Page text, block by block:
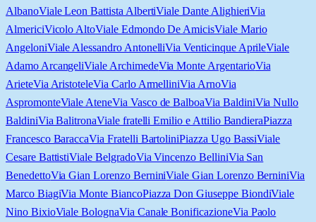
AlbanoViale Leon Battista AlbertiViale Dante AlighieriVia
AlmericiVicolo AltoViale Edmondo De AmicisViale Mario
AngeloniViale Alessandro AntonelliVia Venticinque AprileViale
Adamo ArcangeliViale ArchimedeVia Monte ArgentarioVia
ArieteVia AristoteleVia Carlo ArmelliniVia ArnoVia
AspromonteViale AteneVia Vasco de BalboaVia BaldiniVia Nullo
BaldiniVia BalitronaViale fratelli Emilio e Attilio BandieraPiazza
Francesco BaraccaVia Fratelli BartoliniPiazza Ugo BassiViale
Cesare BattistiViale BelgradoVia Vincenzo BelliniVia San
BenedettoVia Gian Lorenzo BerniniViale Gian Lorenzo BerniniVia
Marco BiagiVia Monte BiancoPiazza Don Giuseppe BiondiViale
Nino BixioViale BolognaVia Canale BonificazioneVia Paolo